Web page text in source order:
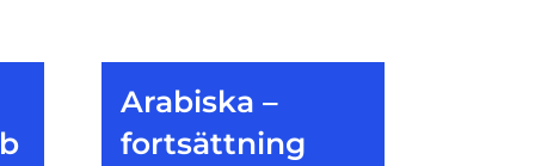
Arabiska –
fortsättning